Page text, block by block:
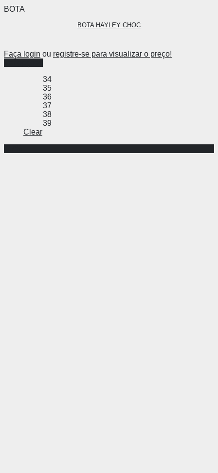
BOTA
BOTA HAYLEY CHOC
Faça login ou registre-se para visualizar o preço!
34
35
36
37
38
39
Clear